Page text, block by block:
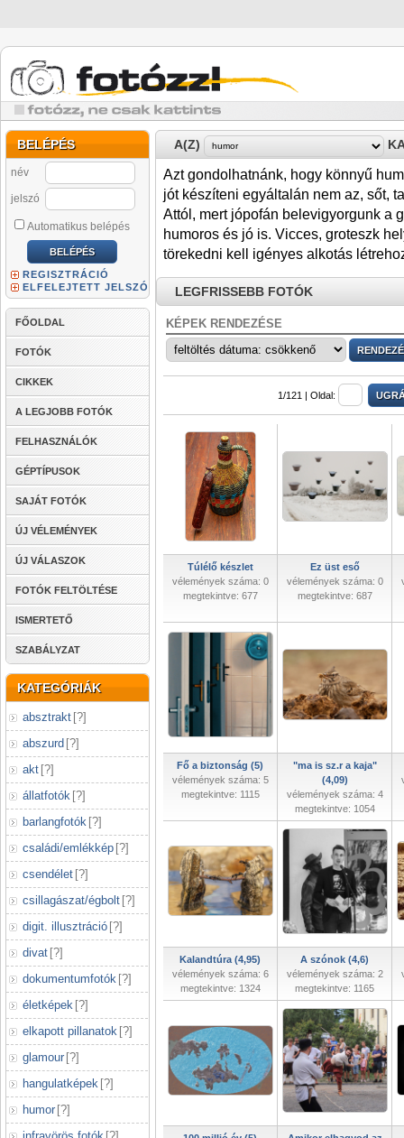
BELÉPÉS
név
jelszó
Automatikus belépés
REGISZTRÁCIÓ
ELFELEJTETT JELSZÓ
FŐOLDAL
FOTÓK
CIKKEK
A LEGJOBB FOTÓK
FELHASZNÁLÓK
GÉPTÍPUSOK
SAJÁT FOTÓK
ÚJ VÉLEMÉNYEK
ÚJ VÁLASZOK
FOTÓK FELTÖLTÉSE
ISMERTETŐ
SZABÁLYZAT
KATEGÓRIÁK
absztrakt [?]
abszurd [?]
akt [?]
állatfotók [?]
barlangfotók [?]
családi/emlékkép [?]
csendélet [?]
csillagászat/égbolt [?]
digit. illusztráció [?]
divat [?]
dokumentumfotók [?]
életképek [?]
elkapott pillanatok [?]
glamour [?]
hangulatképek [?]
humor [?]
A(Z)
Azt gondolhatnánk, hogy könnyű
jót készíteni egyáltalán nem az, sőt,
Attól, mert jópofán belevigyorgunk a
humoros és jó is. Vicces, groteszk
törekedni kell igényes alkotás
LEGFRISSEBB FOTÓK
KÉPEK RENDEZÉSE
1/121 | Oldal:
Túlélő készlet
vélemények száma: 0
megtekintve: 677
Ez üst eső
vélemények száma: 0
megtekintve: 687
Fő a biztonság (5)
vélemények száma: 5
megtekintve: 1115
"ma is sz.r a kaja"
(4,09)
vélemények száma: 4
megtekintve: 1054
Kalandtúra (4,95)
vélemények száma: 6
megtekintve: 1324
A szónok (4,6)
vélemények száma: 2
megtekintve: 1165